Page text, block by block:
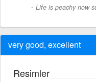
Life is peachy now
very good, excellent
Resimler